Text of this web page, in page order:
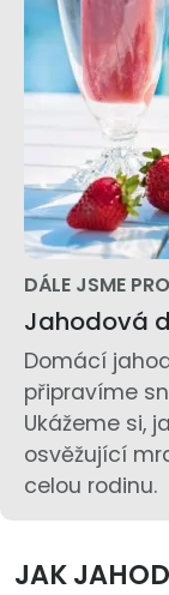
DÁLE JSME
Jahodová
Domácí
připravíme
Ukážeme si,
osvěžující
celou rodinu.
JAK